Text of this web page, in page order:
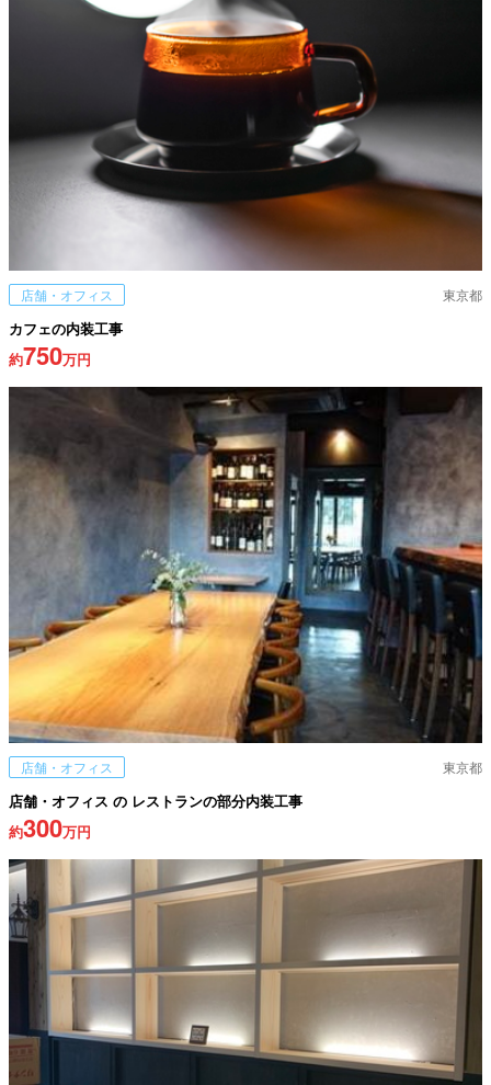
店舗・オフィス 東京都
カフェの内装工事
約750万円
店舗・オフィス 東京都
店舗・オフィス の レストランの部分内装工事
約300万円